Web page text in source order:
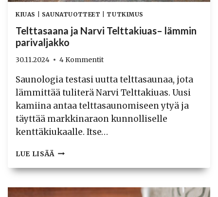
KIUAS SAUNATUOTTEET TUTKIMUS
Telttasaana ja Narvi Telttakiuas– lämmin
parivaljakko
30.11.2024 4 Kommentit
Saunologia testasi uutta telttasaunaa, jota
lämmittää tuliterä Narvi Telttakiuas. Uusi
kamiina antaa telttasaunomiseen ytyä ja
täyttää markkinaraon kunnolliselle
kenttäkiukaalle. Itse…
LUE LISÄÄ TELTTASAANA
NARVI
LÄMMIN